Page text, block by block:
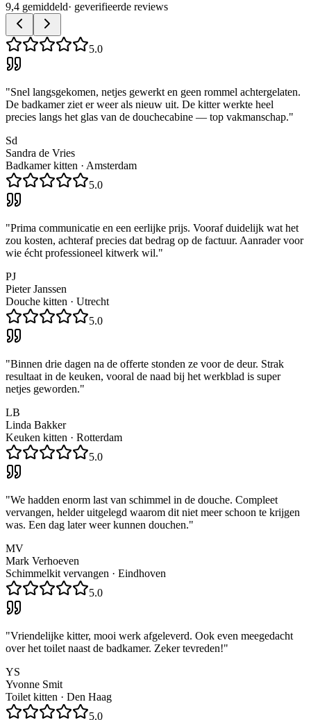
9,4 gemiddeld· geverifieerde reviews
5.0
"Snel langsgekomen, netjes gewerkt en geen rommel achtergelaten.
De badkamer ziet er weer als nieuw uit. De kitter werkte heel
precies langs het glas van de douchecabine — top vakmanschap."
Sd
Sandra de Vries
Badkamer kitten · Amsterdam
5.0
"Prima communicatie en een eerlijke prijs. Vooraf duidelijk wat het
zou kosten, achteraf precies dat bedrag op de factuur. Aanrader voor
wie écht professioneel kitwerk wil."
PJ
Pieter Janssen
Douche kitten · Utrecht
5.0
"Binnen drie dagen na de offerte stonden ze voor de deur. Strak
resultaat in de keuken, vooral de naad bij het werkblad is super
netjes geworden."
LB
Linda Bakker
Keuken kitten · Rotterdam
5.0
"We hadden enorm last van schimmel in de douche. Compleet
vervangen, helder uitgelegd waarom dit niet meer schoon te krijgen
was. Een dag later weer kunnen douchen."
MV
Mark Verhoeven
Schimmelkit vervangen · Eindhoven
5.0
"Vriendelijke kitter, mooi werk afgeleverd. Ook even meegedacht
over het toilet naast de badkamer. Zeker tevreden!"
YS
Yvonne Smit
Toilet kitten · Den Haag
5.0